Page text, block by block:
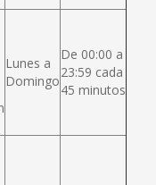
Lunes a
Domingo
De 00:00 a
23:59 cada
45 minutos